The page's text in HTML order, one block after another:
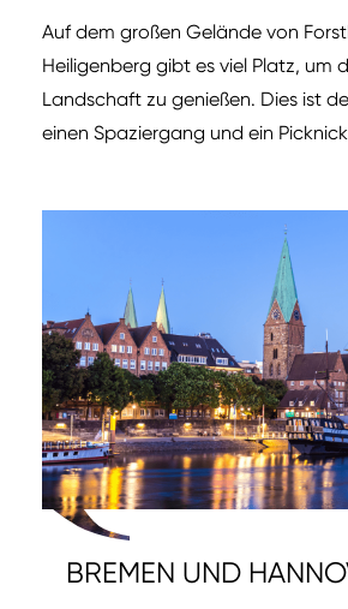
Auf dem großen Gelände von
Heiligenberg gibt es viel Platz, um
Landschaft zu genießen. Dies ist
einen Spaziergang und ein
BREMEN UND